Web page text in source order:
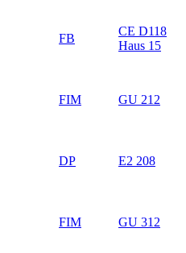
FB
CE D118
Haus 15
FIM GU 212
DP E2 208
FIM GU 312